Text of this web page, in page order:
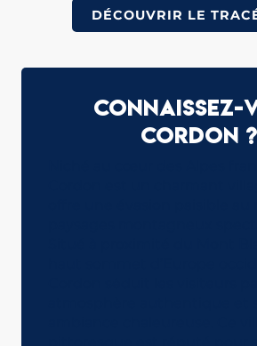
DÉCOUVRIR LE
Connaissez-
Cordon ?